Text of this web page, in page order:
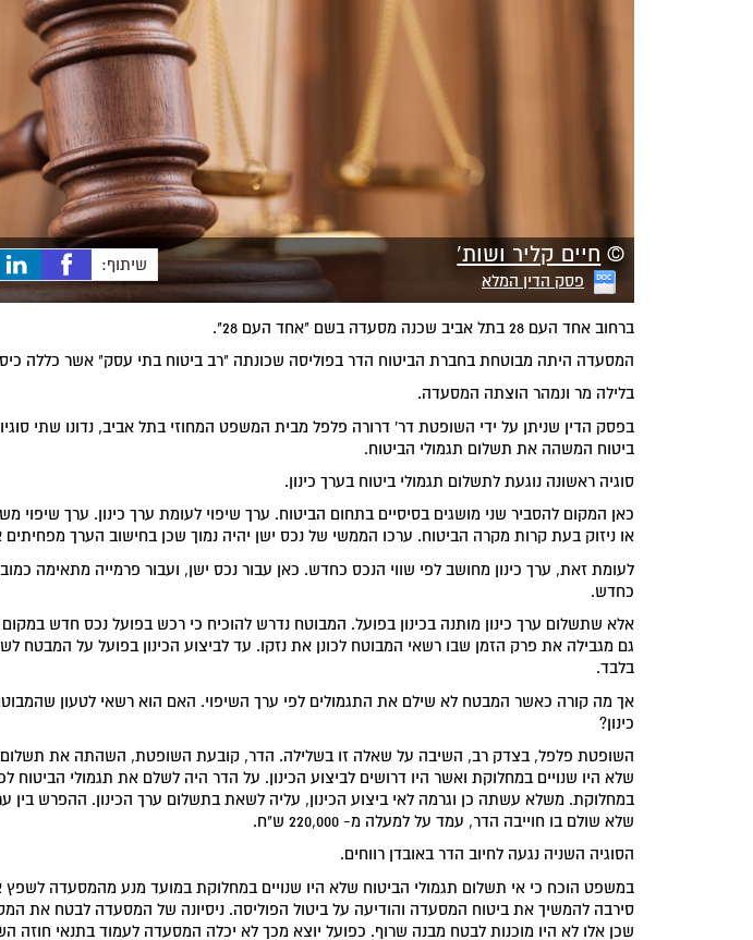
© חיים קליר ושות'
פסק הדין המלא
שיתוף:
ברחוב אחד העם 28 בתל אביב שכנה מסעדה בשם "אחד העם 28".
המסעדה היתה מבוטחת בחברת הביטוח הדר בפוליסה שכונתה "רב ביטוח בתי עסק" אשר כללה
בלילה מר ונמהר הוצתה המסעדה.
בפסק הדין שניתן על ידי השופטת דר' דרורה פלפל מבית המשפט המחוזי בתל אביב, נדונו שתי
ביטוח המשהה את תשלום תגמולי הביטוח.
סוגיה ראשונה נוגעת לתשלום תגמולי ביטוח בערך כינון.
כאן המקום להסביר שני מושגים בסיסיים בתחום הביטוח. ערך שיפוי לעומת ערך כינון. ערך
או ניזוק בעת קרות מקרה הביטוח. ערכו הממשי של נכס ישן יהיה נמוך שכן בחישוב הערך
לעומת זאת, ערך כינון מחושב לפי שווי הנכס כחדש. כאן עבור נכס ישן, ועבור פרמייה מתאימה
כחדש.
אלא שתשלום ערך כינון מותנה בכינון בפועל. המבוטח נדרש להוכיח כי רכש בפועל נכס חדש
גם מגבילה את פרק הזמן שבו רשאי המבוטח לכונן את נזקו. עד לביצוע הכינון בפועל על המבטח
בלבד.
אך מה קורה כאשר המבטח לא שילם את התגמולים לפי ערך השיפוי. האם הוא רשאי לטעון
כינון?
השופטת פלפל, בצדק רב, השיבה על שאלה זו בשלילה. הדר, קובעת השופטת, השהתה את תשלום
שלא היו שנויים במחלוקת ואשר היו דרושים לביצוע הכינון. על הדר היה לשלם את תגמולי הביטוח
במחלוקת. משלא עשתה כן וגרמה לאי ביצוע הכינון, עליה לשאת בתשלום ערך הכינון. ההפרש בין
שלא שולם בו חוייבה הדר, עמד על למעלה מ- 220,000 ש"ח.
הסוגיה השניה נגעה לחיוב הדר באובדן רווחים.
במשפט הוכח כי אי תשלום תגמולי הביטוח שלא היו שנויים במחלוקת במועד מנע מהמסעדה
סירבה להמשיך את ביטוח המסעדה והודיעה על ביטול הפוליסה. ניסיונה של המסעדה לבטח את
שכן אלו לא היו מוכנות לבטח מבנה שרוף. כפועל יוצא מכך לא יכלה המסעדה לעמוד בתנאי חוזה